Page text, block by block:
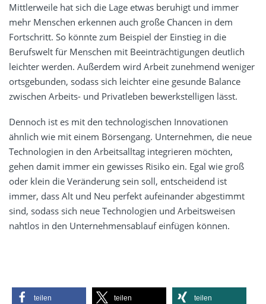
Mittlerweile hat sich die Lage etwas beruhigt und immer
mehr Menschen erkennen auch große Chancen in dem
Fortschritt. So könnte zum Beispiel der Einstieg in die
Berufswelt für Menschen mit Beeinträchtigungen deutlich
leichter werden. Außerdem wird Arbeit zunehmend weniger
ortsgebunden, sodass sich leichter eine gesunde Balance
zwischen Arbeits- und Privatleben bewerkstelligen lässt.
Dennoch ist es mit den technologischen Innovationen
ähnlich wie mit einem Börsengang. Unternehmen, die neue
Technologien in den Arbeitsalltag integrieren möchten,
gehen damit immer ein gewisses Risiko ein. Egal wie groß
oder klein die Veränderung sein soll, entscheidend ist
immer, dass Alt und Neu perfekt aufeinander abgestimmt
sind, sodass sich neue Technologien und Arbeitsweisen
nahtlos in den Unternehmensablauf einfügen können.
teilen teilen teilen